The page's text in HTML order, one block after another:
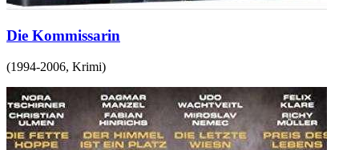
Die Kommissarin
(1994-2006, Krimi)